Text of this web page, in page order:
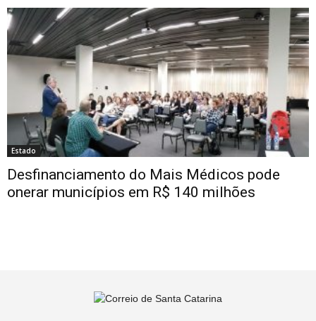
Estado
Desfinanciamento do Mais Médicos pode
onerar municípios em R$ 140 milhões